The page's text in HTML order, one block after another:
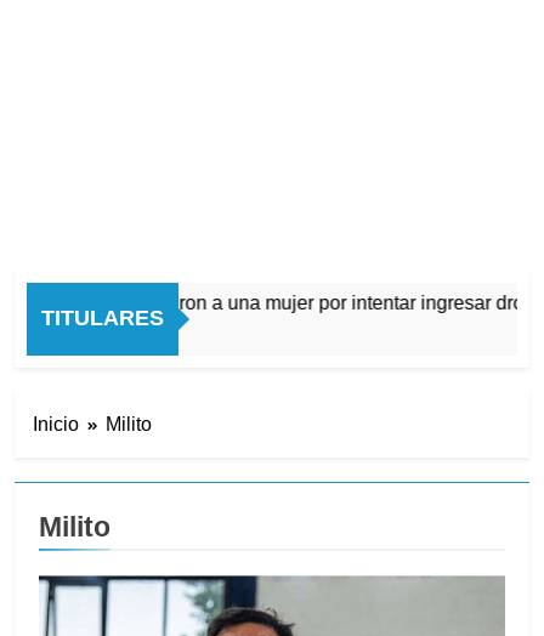
TITULARES
Quilmes: detuvieron a una mujer por intentar ingresar droga
Inicio Milito
Milito